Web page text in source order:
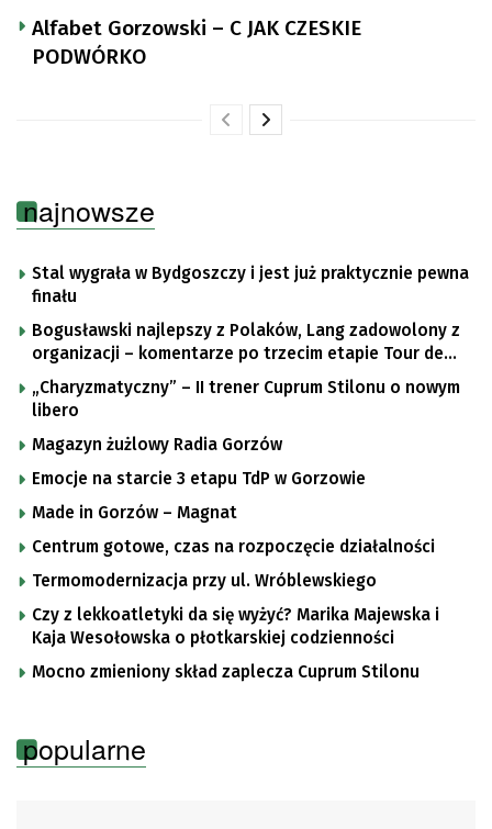
Alfabet Gorzowski – C JAK CZESKIE
PODWÓRKO
najnowsze
Stal wygrała w Bydgoszczy i jest już praktycznie pewna
finału
Bogusławski najlepszy z Polaków, Lang zadowolony z
organizacji – komentarze po trzecim etapie Tour de
Pologne
„Charyzmatyczny” – II trener Cuprum Stilonu o nowym
libero
Magazyn żużlowy Radia Gorzów
Emocje na starcie 3 etapu TdP w Gorzowie
Made in Gorzów – Magnat
Centrum gotowe, czas na rozpoczęcie działalności
Termomodernizacja przy ul. Wróblewskiego
Czy z lekkoatletyki da się wyżyć? Marika Majewska i
Kaja Wesołowska o płotkarskiej codzienności
Mocno zmieniony skład zaplecza Cuprum Stilonu
popularne